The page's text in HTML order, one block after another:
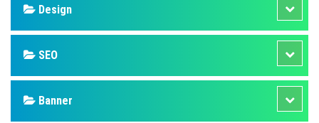
Design
SEO
Banner